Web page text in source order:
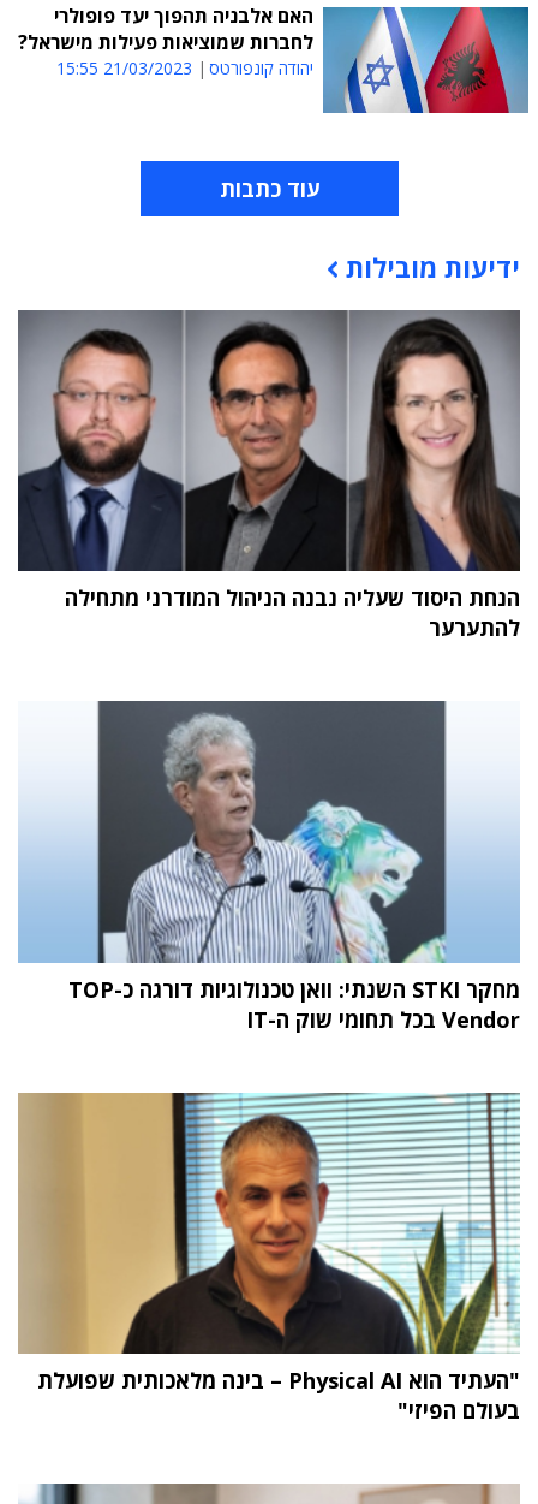
האם אלבניה תהפוך יעד פופולרי
לחברות שמוציאות פעילות מישראל?
יהודה קונפורטס 21/03/2023 15:55
עוד כתבות
תוכן פרסומי
ידיעות מובילות
הנחת היסוד שעליה נבנה הניהול המודרני מתחילה
להתערער
מחקר STKI השנתי: וואן טכנולוגיות דורגה כ-TOP
Vendor בכל תחומי שוק ה-IT
"העתיד הוא Physical AI – בינה מלאכותית שפועלת
בעולם הפיזי"